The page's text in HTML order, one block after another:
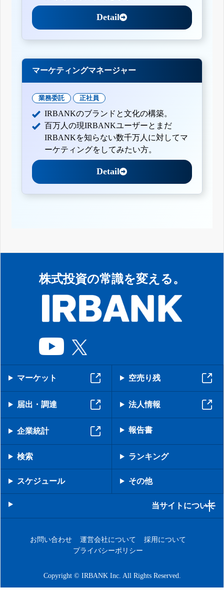
Detail
マーケティングマネージャー
業務委託 正社員
IRBANKのブランドと文化の構築。
百万人の現IRBANKユーザーとまだ
IRBANKを知らない数千万人に対してマ
ーケティングをしてみたい方。
Detail
株式投資の常識を変える。
マーケット 空売り残
届出・調達 法人情報
企業統計 報告書
検索 ランキング
スケジュール その他
当サイトについて
お問い合わせ 運営会社について
採用について
プライバシーポリシー
Copyright © IRBANK Inc. All Rights Reserved.